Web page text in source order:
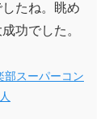
たね。眺め
功でした。
部スーパーコン